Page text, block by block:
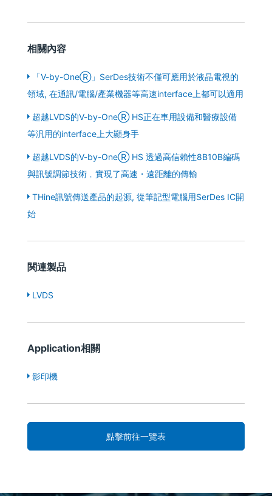
相關內容
「V-by-OneⓇ」SerDes技術不僅可應用於液晶電視的
領域, 在通訊/電腦/產業機器等高速interface上都可以適用
超越LVDS的V-by-OneⓇ HS正在車用設備和醫療設備
等汎用的interface上大顯身手
超越LVDS的V-by-OneⓇ HS 透過高信賴性8B10B編碼
與訊號調節技術﹐實現了高速・遠距離的傳輸
THine訊號傳送產品的起源, 從筆記型電腦用SerDes IC開
始
関連製品
LVDS
Application相關
影印機
點擊前往一覽表